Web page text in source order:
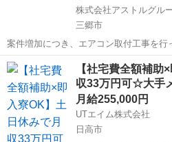
株式会社アストルグル
三郷市
案件増加につき、エアコン取付工事を行
フを募集しています。 顔合わせ後、最短2週間で稼働可能。 繁忙期だ
けでなく、その後も継続して案件があり
稼働したい方を歓迎します。...
埼玉 その他 スタッフ
【社宅費全額補助
収33万円可☆大手
月給255,000円
UTエイム株式会社
日高市